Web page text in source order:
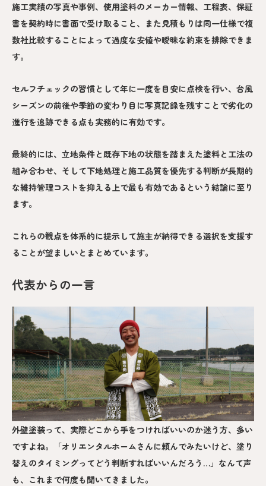
施工実績の写真や事例、使用塗料のメーカー情報、工程表、保証
書を契約時に書面で受け取ること、また見積もりは同一仕様で複
数社比較することによって過度な安値や曖昧な約束を排除できま
す。
セルフチェックの習慣として年に一度を目安に点検を行い、台風
シーズンの前後や季節の変わり目に写真記録を残すことで劣化の
進行を追跡できる点も実務的に有効です。
最終的には、立地条件と既存下地の状態を踏まえた塗料と工法の
組み合わせ、そして下地処理と施工品質を優先する判断が長期的
な維持管理コストを抑える上で最も有効であるという結論に至り
ます。
これらの観点を体系的に提示して施主が納得できる選択を支援す
ることが望ましいとまとめています。
代表からの一言
外壁塗装って、実際どこから手をつければいいのか迷う方、多い
ですよね。「オリエンタルホームさんに頼んでみたいけど、塗り
替えのタイミングってどう判断すればいいんだろう…」なんて声
も、これまで何度も聞いてきました。